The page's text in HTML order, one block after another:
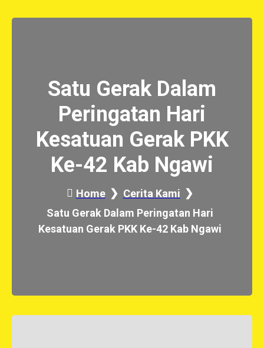
Satu Gerak Dalam
Peringatan Hari
Kesatuan Gerak PKK
Ke-42 Kab Ngawi
Home
Cerita Kami
Satu Gerak Dalam Peringatan Hari
Kesatuan Gerak PKK Ke-42 Kab Ngawi